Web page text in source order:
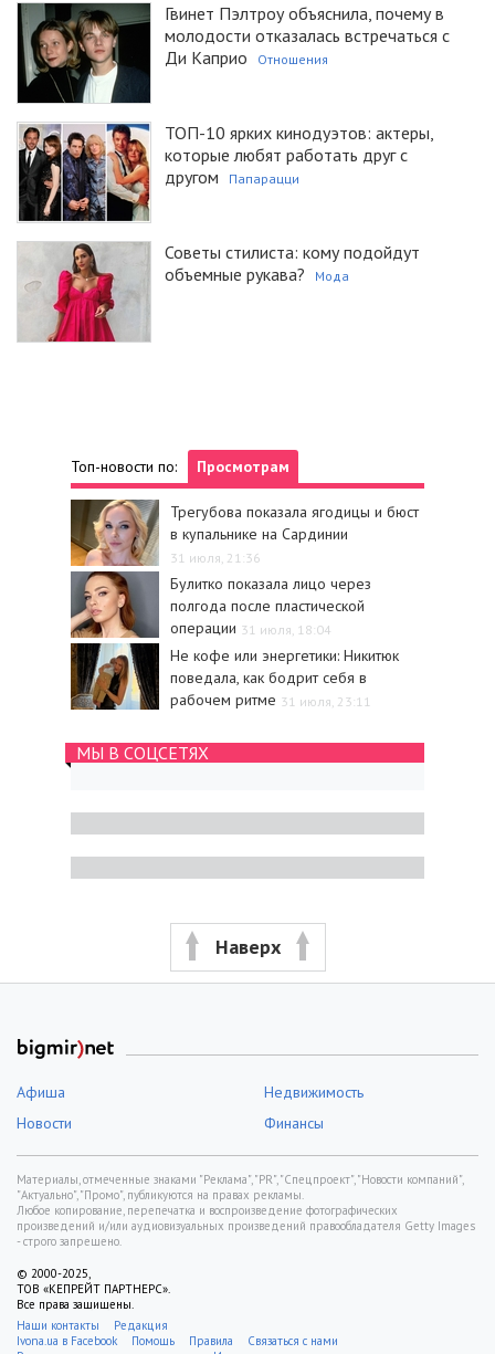
Гвинет Пэлтроу объяснила, почему в
молодости отказалась встречаться с
Ди Каприо
Отношения
ТОП-10 ярких кинодуэтов: актеры,
которые любят работать друг с
другом
Папарацци
Советы стилиста: кому подойдут
объемные рукава?
Мода
Топ-новости по: Просмотрам
Трегубова показала ягодицы и бюст
в купальнике на Сардинии
31 июля, 21:36
Булитко показала лицо через
полгода после пластической
операции 31 июля, 18:04
Не кофе или энергетики: Никитюк
поведала, как бодрит себя в
рабочем ритме 31 июля, 23:11
МЫ В СОЦСЕТЯХ
Наверх
Афиша
Недвижимость
Новости
Финансы
Материалы, отмеченные знаками "Реклама", "PR", "Спецпроект", "Новости компаний",
"Актуально", "Промо", публикуются на правах рекламы.
Любое копирование, перепечатка и воспроизведение фотографических
произведений и/или аудиовизуальных произведений правообладателя Getty Images
- строго запрещено.
© 2000-2025,
ТОВ «КЕПРЕЙТ ПАРТНЕРС».
Все права защищены.
Наши контакты
Редакция
Ivona.ua в Facebook
Помощь Правила
Связаться с нами